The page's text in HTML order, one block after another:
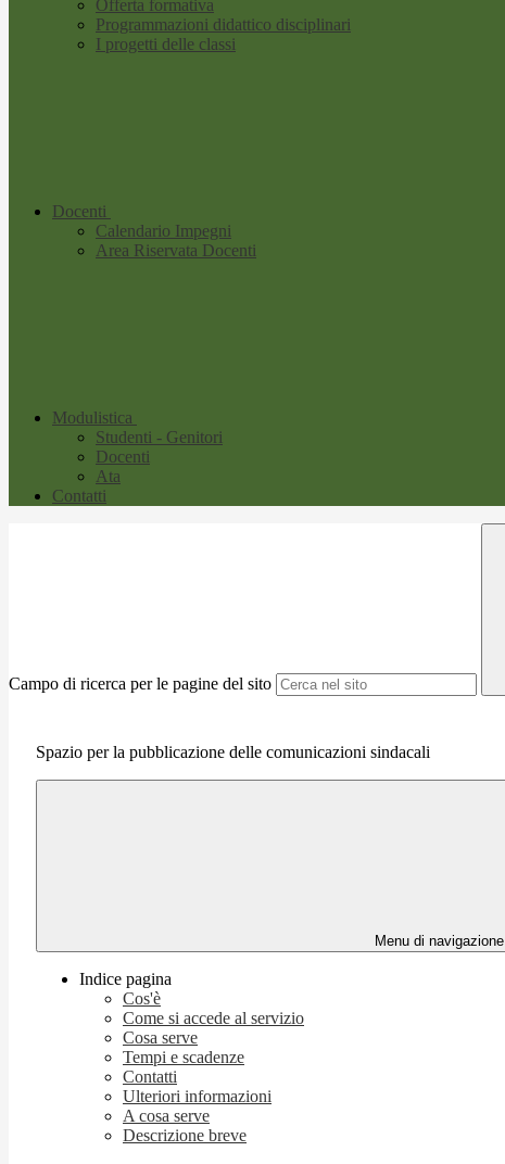
Offerta formativa
Programmazioni didattico disciplinari
I progetti delle classi
Docenti
Calendario Impegni
Area Riservata Docenti
Modulistica
Studenti - Genitori
Docenti
Ata
Contatti
Campo di ricerca per le pagine del sito
Spazio per la pubblicazione delle comunicazioni sindacali
Menu di navigazione
Indice pagina
Cos'è
Come si accede al servizio
Cosa serve
Tempi e scadenze
Contatti
Ulteriori informazioni
A cosa serve
Descrizione breve